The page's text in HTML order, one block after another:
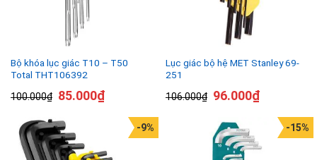
Bộ khóa lục giác T10 – T50
Total THT106392
100.000₫ 85.000₫
Lục giác bộ hệ MET Stanley 69-
251
106.000₫ 96.000₫
-9% -15%